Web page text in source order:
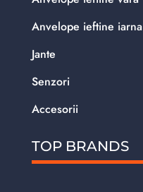
Anvelope ieftine iarna
Jante
Senzori
Accesorii
TOP BRANDS